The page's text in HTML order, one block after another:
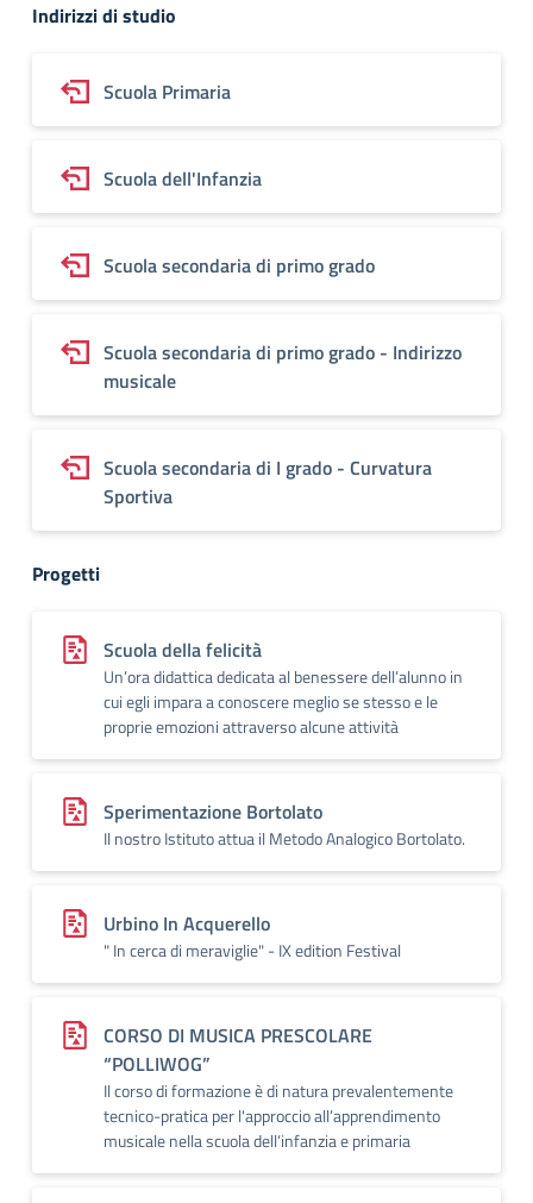
Indirizzi di studio
Scuola Primaria
Scuola dell'Infanzia
Scuola secondaria di primo grado
Scuola secondaria di primo grado - Indirizzo
musicale
Scuola secondaria di I grado - Curvatura
Sportiva
Progetti
Scuola della felicità
Un’ora didattica dedicata al benessere dell’alunno in
cui egli impara a conoscere meglio se stesso e le
proprie emozioni attraverso alcune attività
Sperimentazione Bortolato
Il nostro Istituto attua il Metodo Analogico Bortolato.
Urbino In Acquerello
" In cerca di meraviglie" - IX edition Festival
CORSO DI MUSICA PRESCOLARE
“POLLIWOG”
Il corso di formazione è di natura prevalentemente
tecnico-pratica per l'approccio all’apprendimento
musicale nella scuola dell’infanzia e primaria